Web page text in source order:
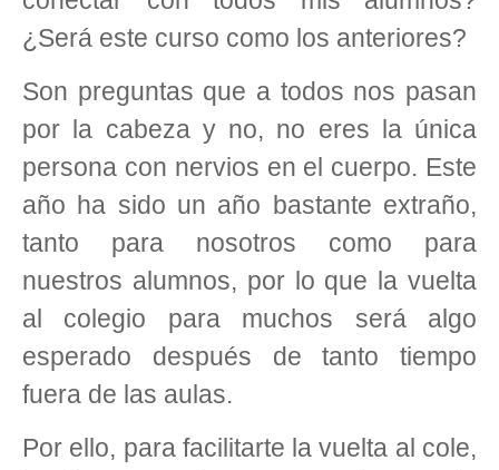
¿Será este curso como los anteriores?
Son preguntas que a todos nos pasan
por la cabeza y no, no eres la única
persona con nervios en el cuerpo. Este
año ha sido un año bastante extraño,
tanto para nosotros como para
nuestros alumnos, por lo que la vuelta
al colegio para muchos será algo
esperado después de tanto tiempo
fuera de las aulas.
Por ello, para facilitarte la vuelta al cole,